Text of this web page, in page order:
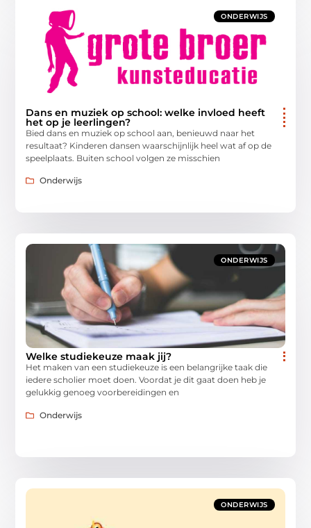
ONDERWIJS
Dans en muziek op school: welke invloed heeft
het op je leerlingen?
Bied dans en muziek op school aan, benieuwd naar het
resultaat? Kinderen dansen waarschijnlijk heel wat af op de
speelplaats. Buiten school volgen ze misschien
Onderwijs
ONDERWIJS
Welke studiekeuze maak jij?
Het maken van een studiekeuze is een belangrijke taak die
iedere scholier moet doen. Voordat je dit gaat doen heb je
gelukkig genoeg voorbereidingen en
Onderwijs
ONDERWIJS